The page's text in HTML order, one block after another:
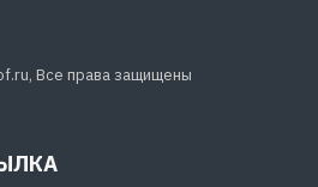
Все права защищены